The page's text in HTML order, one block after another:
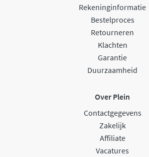
Rekeninginformatie
Bestelproces
Retourneren
Klachten
Garantie
Duurzaamheid
Over Plein
Contactgegevens
Zakelijk
Affiliate
Vacatures